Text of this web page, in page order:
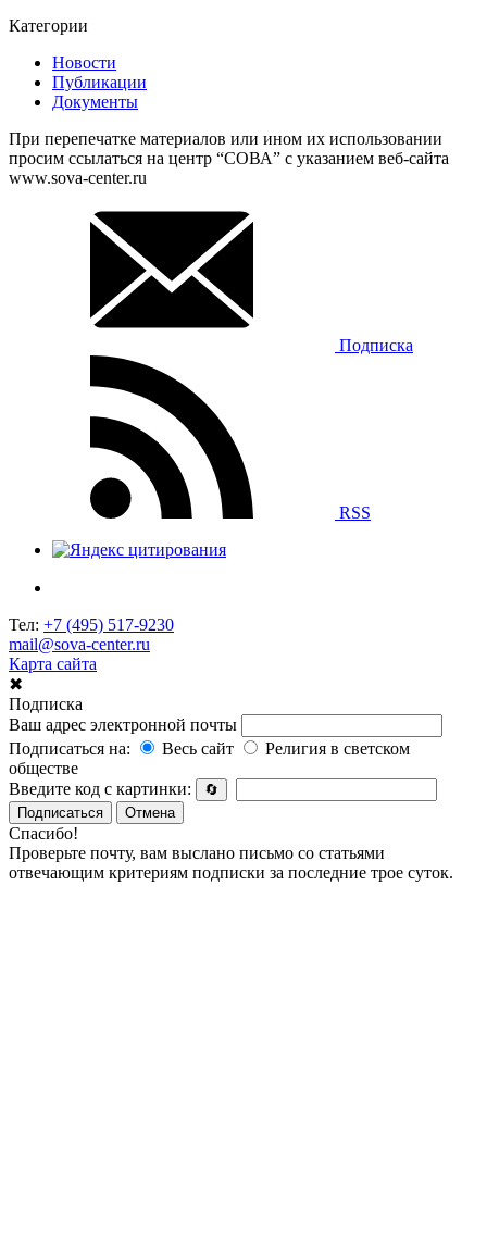
Категории
Новости
Публикации
Документы
При перепечатке материалов или ином их использовании
просим ссылаться на центр “СОВА” с указанием веб-сайта
www.sova-center.ru
Подписка
RSS
Тел: +7 (495) 517-9230
mail@sova-center.ru
Карта сайта
✖
Подписка
Ваш адрес электронной почты
Подписаться на:
Весь сайт
Религия в светском
обществе
Введите код с картинки:
🔄
Подписаться
Отмена
Спасибо!
Проверьте почту, вам выслано письмо со статьями
отвечающим критериям подписки за последние трое суток.